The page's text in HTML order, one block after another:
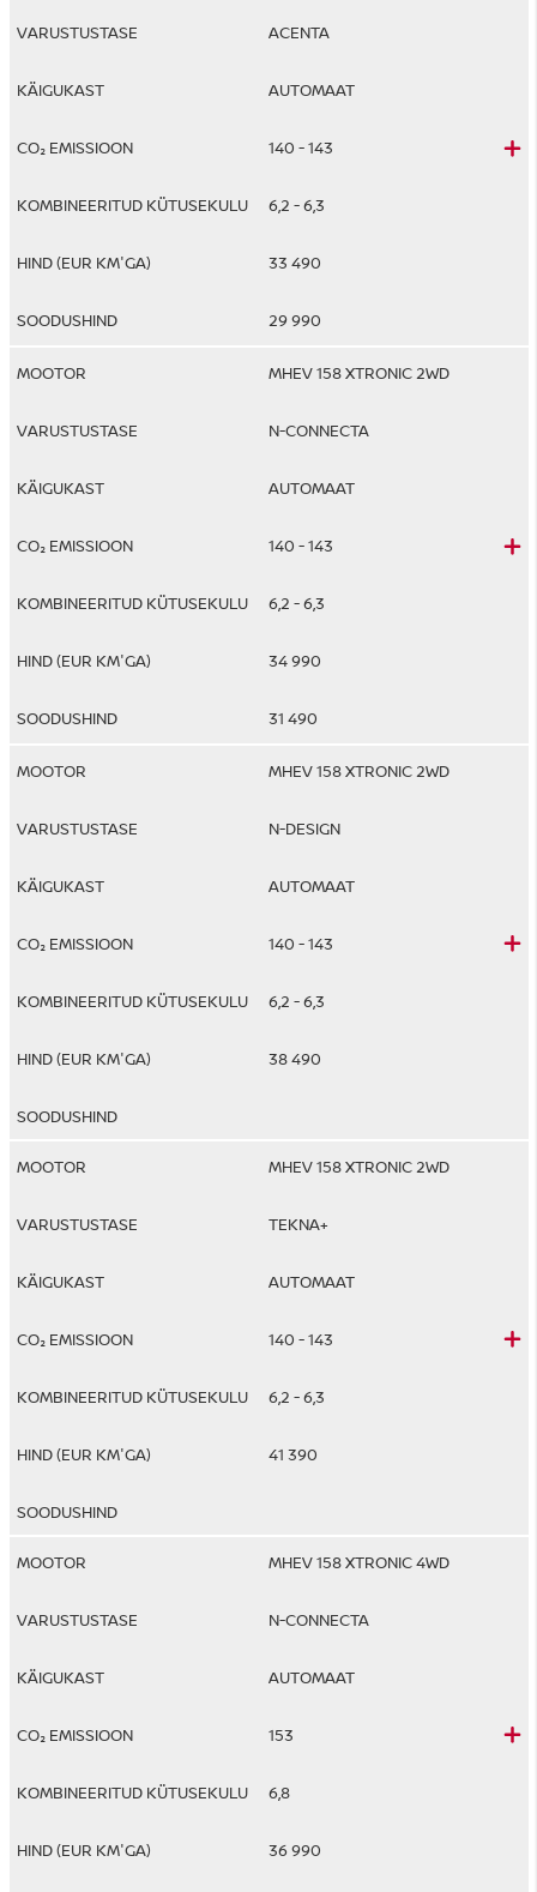
ACENTA
AUTOMAAT
140 - 143
6,2 - 6,3
33 490
29 990
MHEV 158 XTRONIC 2WD
N-CONNECTA
AUTOMAAT
140 - 143
6,2 - 6,3
34 990
31 490
MHEV 158 XTRONIC 2WD
N-DESIGN
AUTOMAAT
140 - 143
6,2 - 6,3
38 490
MHEV 158 XTRONIC 2WD
TEKNA+
AUTOMAAT
140 - 143
6,2 - 6,3
41 390
MHEV 158 XTRONIC 4WD
N-CONNECTA
AUTOMAAT
153
6,8
36 990